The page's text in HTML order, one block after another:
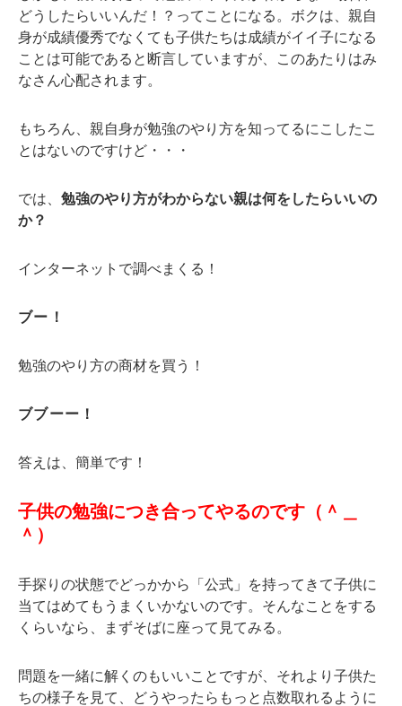
どうしたらいいんだ！？ってことになる。ボクは、親自
身が成績優秀でなくても子供たちは成績がイイ子になる
ことは可能であると断言していますが、このあたりはみ
なさん心配されます。
もちろん、親自身が勉強のやり方を知ってるにこしたこ
とはないのですけど・・・
では、 勉強のやり方がわからない親は何をしたらいいの
か？
インターネットで調べまくる！
ブー！
勉強のやり方の商材を買う！
ブブーー！
答えは、簡単です！
子供の勉強につき合ってやるのです（＾＿
＾）
手探りの状態でどっかから「公式」を持ってきて子供に
当てはめてもうまくいかないのです。そんなことをする
くらいなら、まずそばに座って見てみる。
問題を一緒に解くのもいいことですが、それより子供た
ちの様子を見て、どうやったらもっと点数取れるように